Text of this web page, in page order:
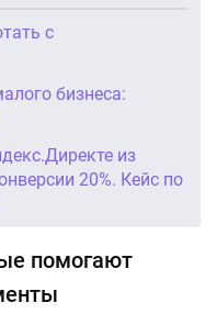
с
бизнеса:
из
20%. Кейс по
помогают